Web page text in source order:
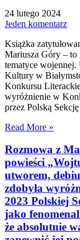
24 lutego 2024
Jeden komentarz
Książka
Mariusza Góry – to
tematyce wojennej.
Kultury w
Konkursu
wyróżnienie w
przez Polską
Read More »
Rozmowa z
powieści
utworem,
zdobyła
2023 Polskiej
jako
że absolutnie